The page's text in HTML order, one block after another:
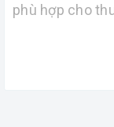
phù hợp cho
Đánh giá sản